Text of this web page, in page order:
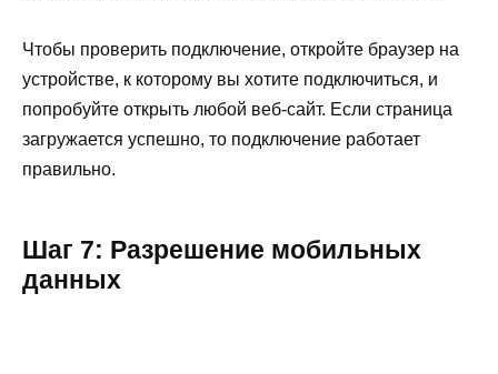
Чтобы проверить подключение, откройте браузер на
устройстве, к которому вы хотите подключиться, и
попробуйте открыть любой веб-сайт. Если страница
загружается успешно, то подключение работает
правильно.
Шаг 7: Разрешение мобильных
данных